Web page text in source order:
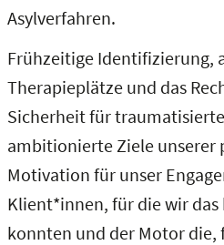
Asylverfahren.
Frühzeitige Identifizierung,
Therapieplätze und das
Sicherheit für
ambitionierte Ziele unserer
Motivation für unser
Klient*innen, für die wir
konnten und der Motor die,